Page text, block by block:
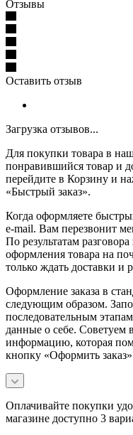
Отзывы
Оставить отзыв
Загрузка отзывов...
Для покупки товара в
понравившийся товар и
перейдите в Корзину и
«Быстрый заказ».
Когда оформляете
e-mail. Вам перезвонит
По результатам
оформления товара на
только ждать доставки и
Оформление заказа в
следующим образом.
последовательным
данные о себе. Советуем
информацию, которая
кнопку «Оформить
Оплачивайте покупки
магазине доступно 3